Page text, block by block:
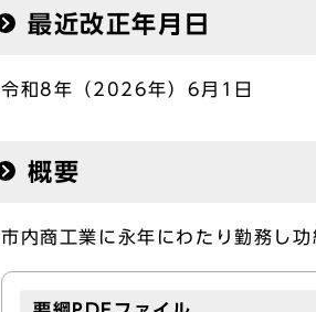
最近改正年月日
令和8年（2026年）6月1日
概要
市内商工業に永年にわたり勤務し